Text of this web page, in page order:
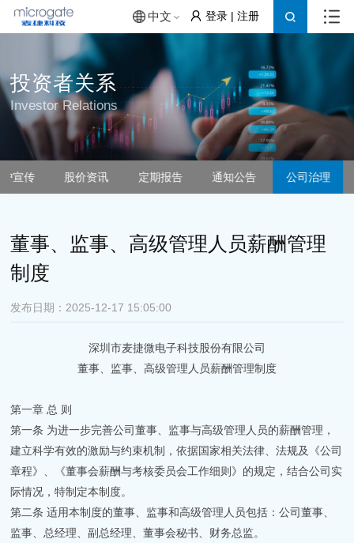
中文 登录| 注册
投资者关系
Investor Relations
宣传 股价资讯 定期报告 通知公告 公司治理
董事、监事、高级管理人员薪酬管理
制度
发布日期：2025-12-17 15:05:00
深圳市麦捷微电子科技股份有限公司
董事、监事、高级管理人员薪酬管理制度
第一章 总 则
第一条 为进一步完善公司董事、监事与高级管理人员的薪酬管理，
建立科学有效的激励与约束机制，依据国家相关法律、法规及《公司
章程》、《董事会薪酬与考核委员会工作细则》的规定，结合公司实
际情况，特制定本制度。
第二条 适用本制度的董事、监事和高级管理人员包括：公司董事、
监事、总经理、副总经理、董事会秘书、财务总监。